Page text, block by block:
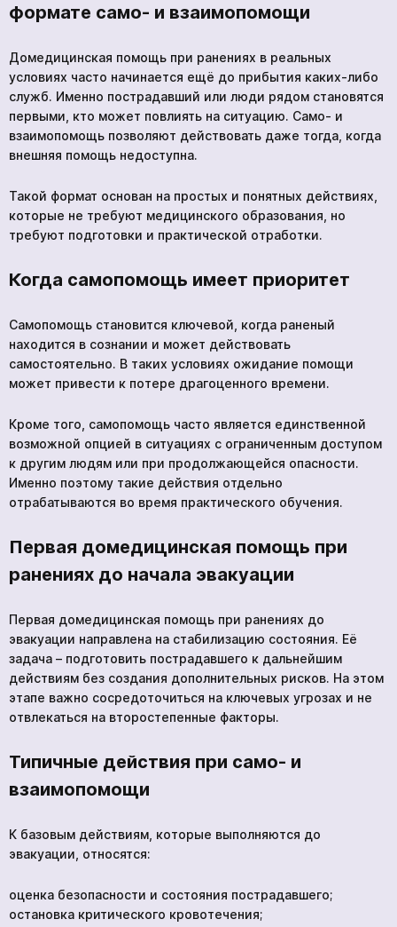
формате само- и взаимопомощи
Домедицинская помощь при ранениях в реальных
условиях часто начинается ещё до прибытия каких-либо
служб. Именно пострадавший или люди рядом становятся
первыми, кто может повлиять на ситуацию. Само- и
взаимопомощь позволяют действовать даже тогда, когда
внешняя помощь недоступна.
Такой формат основан на простых и понятных действиях,
которые не требуют медицинского образования, но
требуют подготовки и практической отработки.
Когда самопомощь имеет приоритет
Самопомощь становится ключевой, когда раненый
находится в сознании и может действовать
самостоятельно. В таких условиях ожидание помощи
может привести к потере драгоценного времени.
Кроме того, самопомощь часто является единственной
возможной опцией в ситуациях с ограниченным доступом
к другим людям или при продолжающейся опасности.
Именно поэтому такие действия отдельно
отрабатываются во время практического обучения.
Первая домедицинская помощь при
ранениях до начала эвакуации
Первая домедицинская помощь при ранениях до
эвакуации направлена на стабилизацию состояния. Её
задача – подготовить пострадавшего к дальнейшим
действиям без создания дополнительных рисков. На этом
этапе важно сосредоточиться на ключевых угрозах и не
отвлекаться на второстепенные факторы.
Типичные действия при само- и
взаимопомощи
К базовым действиям, которые выполняются до
эвакуации, относятся:
оценка безопасности и состояния пострадавшего;
остановка критического кровотечения;